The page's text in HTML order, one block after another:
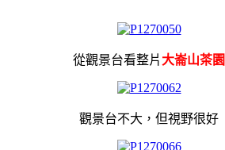
從觀景台看整片 大崙山茶園
觀景台不大，但視野很好